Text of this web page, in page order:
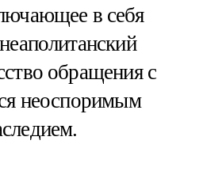
в себя
обращения с
неоспоримым